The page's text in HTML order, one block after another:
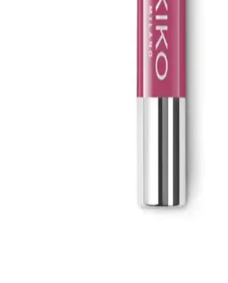
Doğal ve sağlıklı içeriklerle formüle
kahve organik saç boyası, amonyaksız
uygulamasıyla uzun süre kalıcı ve
Baboon Natural Baboon Cilt
Organicsun Doğal Kabak